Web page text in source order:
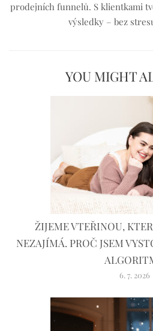
prodejních funnelů. S klientkami
výsledky – bez
YOU MIGHT
ŽIJEME VTEŘINOU,
NEZAJÍMÁ. PROČ JSEM
6. 7. 2026